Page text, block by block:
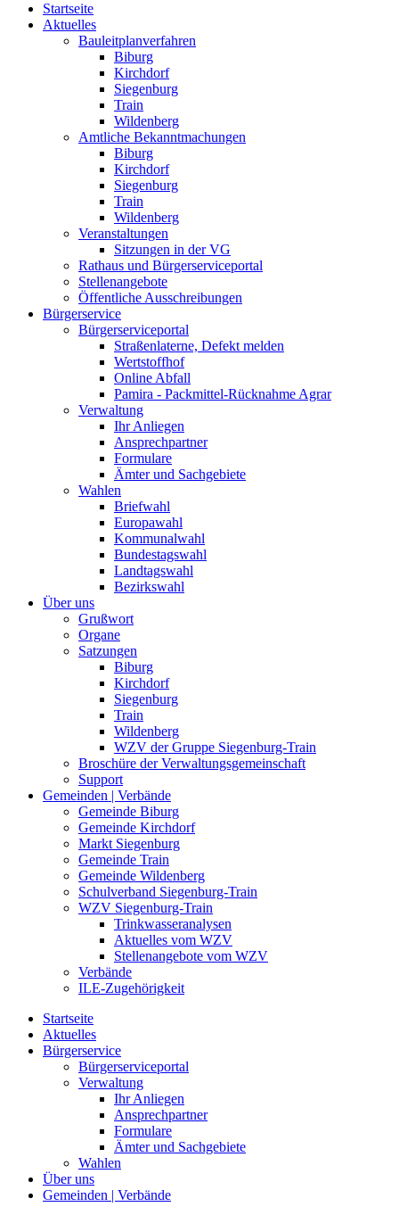
Startseite
Aktuelles
Bauleitplanverfahren
Biburg
Kirchdorf
Siegenburg
Train
Wildenberg
Amtliche Bekanntmachungen
Biburg
Kirchdorf
Siegenburg
Train
Wildenberg
Veranstaltungen
Sitzungen in der VG
Rathaus und Bürgerserviceportal
Stellenangebote
Öffentliche Ausschreibungen
Bürgerservice
Bürgerserviceportal
Straßenlaterne, Defekt melden
Wertstoffhof
Online Abfall
Pamira - Packmittel-Rücknahme Agrar
Verwaltung
Ihr Anliegen
Ansprechpartner
Formulare
Ämter und Sachgebiete
Wahlen
Briefwahl
Europawahl
Kommunalwahl
Bundestagswahl
Landtagswahl
Bezirkswahl
Über uns
Grußwort
Organe
Satzungen
Biburg
Kirchdorf
Siegenburg
Train
Wildenberg
WZV der Gruppe Siegenburg-Train
Broschüre der Verwaltungsgemeinschaft
Support
Gemeinden | Verbände
Gemeinde Biburg
Gemeinde Kirchdorf
Markt Siegenburg
Gemeinde Train
Gemeinde Wildenberg
Schulverband Siegenburg-Train
WZV Siegenburg-Train
Trinkwasseranalysen
Aktuelles vom WZV
Stellenangebote vom WZV
Verbände
ILE-Zugehörigkeit
Startseite
Aktuelles
Bürgerservice
Bürgerserviceportal
Verwaltung
Ihr Anliegen
Ansprechpartner
Formulare
Ämter und Sachgebiete
Wahlen
Über uns
Gemeinden | Verbände